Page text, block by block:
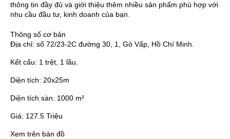
thông tin đầy đủ và giới thiệu thêm nhiều sản phẩm phù hợp với
nhu cầu đầu tư, kinh doanh của bạn.
Thông số cơ bản
Địa chỉ: số 72/23-2C đường 30, 1, Gò Vấp, Hồ Chí Minh.
Kết cấu: 1 trệt, 1 lầu.
Diện tích: 20x25m
Diện tích sàn: 1000 m²
Giá: 127.5 Triệu
Xem trên bản đồ